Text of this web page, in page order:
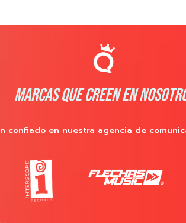
MARCAS QUE CREEN EN
confiado en nuestra agencia de